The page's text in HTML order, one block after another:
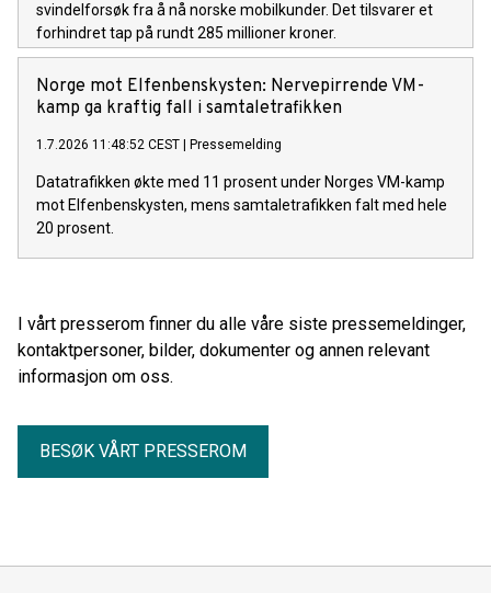
svindelforsøk fra å nå norske mobilkunder. Det tilsvarer et
forhindret tap på rundt 285 millioner kroner.
Norge mot Elfenbenskysten: Nervepirrende VM-
kamp ga kraftig fall i samtaletrafikken
1.7.2026 11:48:52 CEST Pressemelding
Datatrafikken økte med 11 prosent under Norges VM-kamp
mot Elfenbenskysten, mens samtaletrafikken falt med hele
20 prosent.
I vårt presserom finner du alle våre siste pressemeldinger,
kontaktpersoner, bilder, dokumenter og annen relevant
informasjon om oss.
BESØK VÅRT PRESSEROM